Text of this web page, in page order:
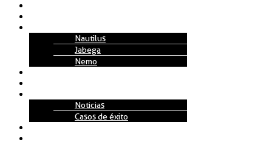
Nautilus
Jabega
Nemo
Noticias
Casos de éxito